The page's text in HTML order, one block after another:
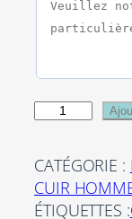
a
n
t
CATÉGORIE :
CUIR
ÉTIQUETTES :